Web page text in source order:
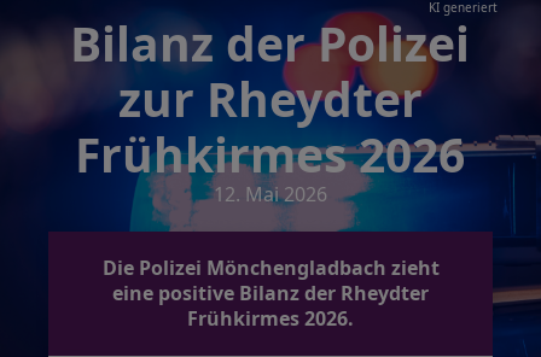
KI generiert
Bilanz der Polizei
zur Rheydter
Frühkirmes 2026
12. Mai 2026
Die Polizei Mönchengladbach zieht
eine positive Bilanz der Rheydter
Frühkirmes 2026.